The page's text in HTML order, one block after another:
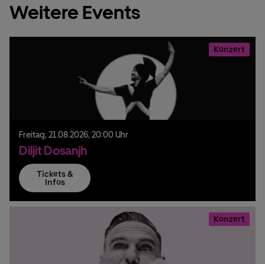
Weitere Events
Konzert
Freitag, 21.08.2026, 20:00 Uhr
Diljit Dosanjh
Tickets &
Infos
Konzert